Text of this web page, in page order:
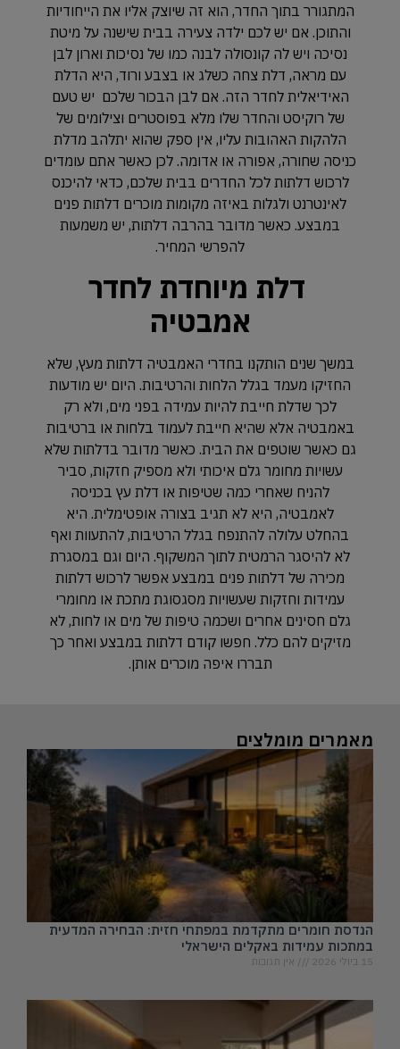
המתגורר בתוך החדר, הוא זה שיוצק אליו את הייחודיות
והתוכן. אם יש לכם ילדה צעירה בבית שישנה על מיטת
נסיכה ויש לה קונסולה לבנה כמו של נסיכות וארון לבן
עם מראה, דלת צחה כשלג או בצבע ורוד, היא הדלת
האידיאלית לחדר הזה. אם לבן הבכור שלכם יש טעם
של רוקיסט והחדר שלו מלא בפוסטרים וצילומים של
הלהקות האהובות עליו, אין ספק שהוא יתלהב מדלת
כניסה שחורה, אפורה או אדומה. לכן כאשר אתם עומדים
לרכוש דלתות לכל החדרים בבית שלכם, כדאי להיכנס
לאינטרנט ולגלות באיזה מקומות מוכרים דלתות פנים
במבצע. כאשר מדובר בהרבה דלתות, יש משמעות
להפרשי המחיר.
דלת מיוחדת לחדר
אמבטיה
במשך שנים הותקנו בחדרי האמבטיה דלתות מעץ, שלא
החזיקו מעמד בגלל הלחות והרטיבות. היום יש מודעות
לכך שדלת חייבת להיות עמידה בפני מים, ולא רק
באמבטיה אלא שהיא חייבת לעמוד בלחות או ברטיבות
גם כאשר שוטפים את הבית. כאשר מדובר בדלתות שלא
עשויות מחומר גלם איכותי ולא מספיק חזקות, סביר
להניח שאחרי כמה שטיפות או דלת עץ בכניסה
לאמבטיה, היא לא תגיב בצורה אופטימלית. היא
בהחלט עלולה להתנפח בגלל הרטיבות, להתעוות ואף
לא להיסגר הרמטית לתוך המשקוף. היום וגם במסגרת
מכירה של דלתות פנים במבצע אפשר לרכוש דלתות
עמידות וחזקות שעשויות מסגסוגת מתכת או מחומרי
גלם חסינים אחרים ושכמה טיפות של מים או לחות, לא
מזיקים להם כלל. חפשו קודם דלתות במבצע ואחר כך
תבררו איפה מוכרים אותן.
מאמרים מומלצים
הנדסת חומרים מתקדמת במפתחי חזית: הבחירה המדעית
במתכות עמידות באקלים הישראלי
15 ביולי 2026 אין תגובות